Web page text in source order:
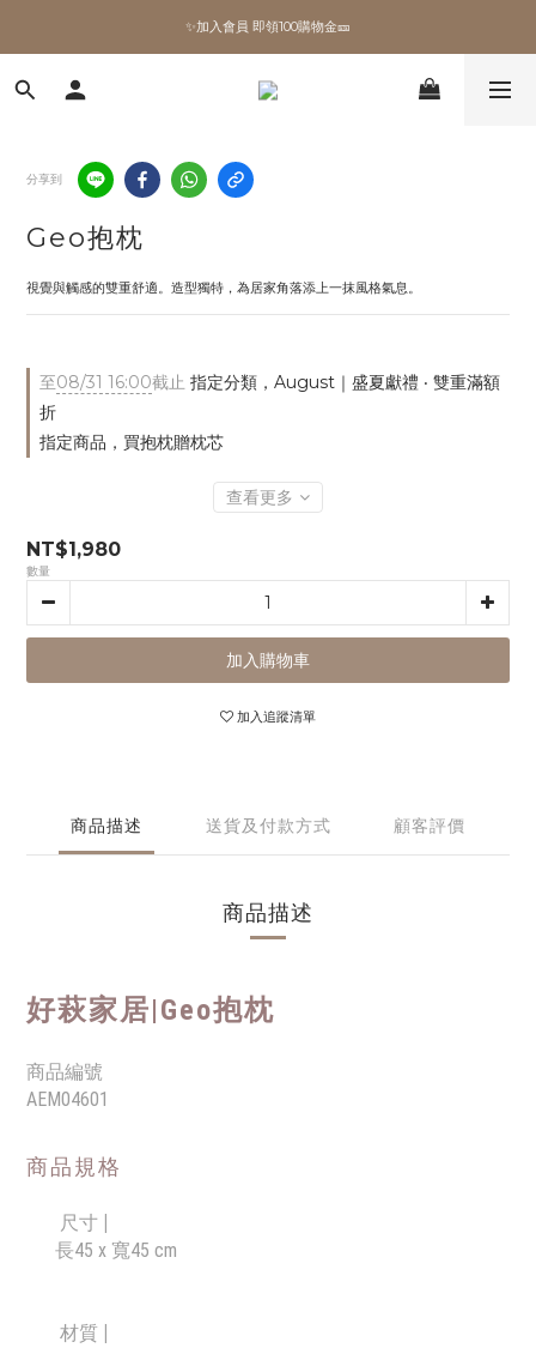
✨加入會員 即領100購物金🎫
✨加入會員 即領100購物金🎫
全館滿額現折🔥
✨加入會員 即領100購物金🎫
分享到
Geo抱枕
視覺與觸感的雙重舒適。造型獨特，為居家角落添上一抹風格氣息。
至08/31 16:00截止 指定分類，August｜盛夏獻禮 ‧ 雙重滿額
折
指定商品，買抱枕贈枕芯
查看更多
NT$1,980
數量
加入購物車
加入追蹤清單
商品描述 送貨及付款方式 顧客評價
商品描述
好萩家居|Geo抱枕
商品編號
AEM04601
商品規格
尺寸 |
長45 x 寬45 cm
材質 |